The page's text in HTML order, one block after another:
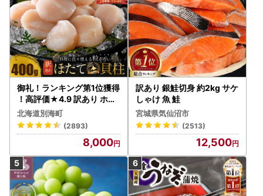
御礼！ランキング第1位獲得
！高評価★4.9 訳あり ホタ
テ 400g（ほたて 帆立 貝柱
冷凍 ）
北海道別海町
(2893)
8,000
訳あり 銀鮭切身 約2kg サケ
しゃけ 魚 鮭
宮城県気仙沼市
(2513)
12,500